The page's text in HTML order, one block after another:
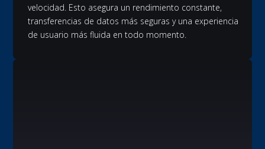
velocidad. Esto asegura un rendimiento constante,
transferencias de datos más seguras y una experiencia
de usuario más fluida en todo momento.